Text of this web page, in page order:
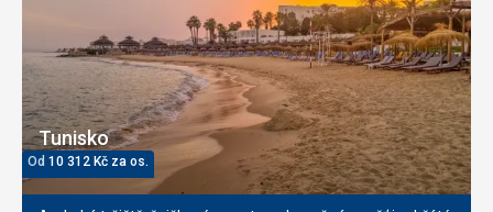
Tunisko
Od 10 312 Kč za os.